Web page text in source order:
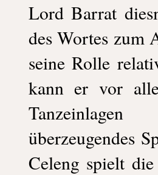
Lord Barrat
des Wortes zum
seine Rolle
kann er vor
überzeugendes
Celeng spielt